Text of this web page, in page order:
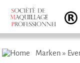
Marken »